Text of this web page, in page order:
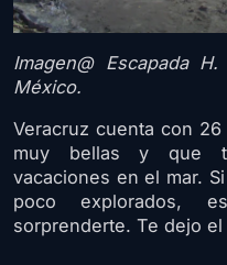
Imagen@ Escapada
México.
Veracruz cuenta con
muy bellas y que
vacaciones en el mar.
poco explorados,
sorprenderte. Te dejo